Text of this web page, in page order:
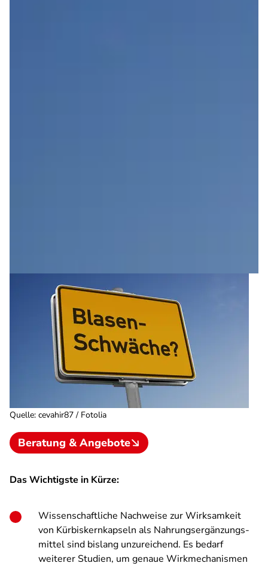
Quelle: cevahir87 / Fotolia
Beratung & Angebote
Das Wichtigste in Kürze:
Wissenschaftliche Nachweise zur Wirksamkeit
von Kürbiskern­kapseln als Nahrungs­ergänzungs­
mittel sind bislang unzureichend. Es bedarf
weiterer Studien, um genaue Wirkmechanismen